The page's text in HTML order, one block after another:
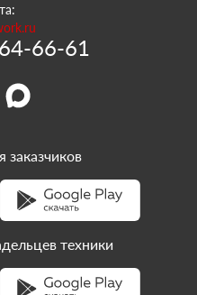
66-61
техники